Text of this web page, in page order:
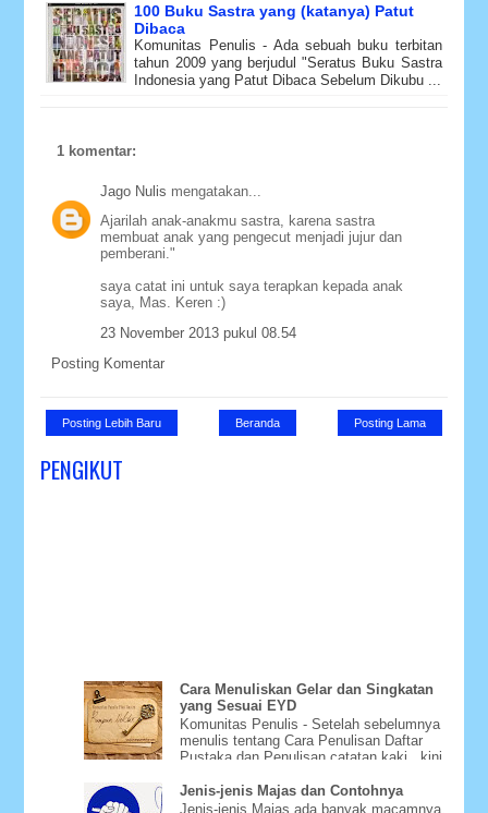
100 Buku Sastra yang (katanya) Patut
Dibaca
Komunitas Penulis - Ada sebuah buku terbitan
tahun 2009 yang berjudul "Seratus Buku Sastra
Indonesia yang Patut Dibaca Sebelum Dikubu ...
1 komentar:
Jago Nulis mengatakan...
Ajarilah anak-anakmu sastra, karena sastra
membuat anak yang pengecut menjadi jujur dan
pemberani."
saya catat ini untuk saya terapkan kepada anak
saya, Mas. Keren :)
23 November 2013 pukul 08.54
Posting Komentar
Posting Lebih Baru Posting Lama
Beranda
PENGIKUT
Cara Menuliskan Gelar dan Singkatan
yang Sesuai EYD
Komunitas Penulis - Setelah sebelumnya
menulis tentang Cara Penulisan Daftar
Pustaka dan Penulisan catatan kaki , kini
Jenis-jenis Majas dan Contohnya
Jenis-jenis Majas ada banyak macamnya.